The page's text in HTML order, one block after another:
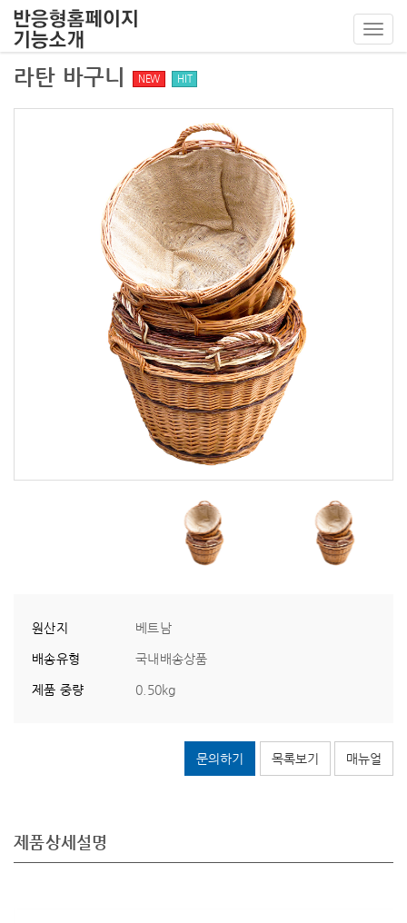
라탄 바구니 NEW HIT
원산지 베트남
배송유형 국내배송상품
제품 중량 0.50kg
문의하기 목록보기 매뉴얼
제품상세설명